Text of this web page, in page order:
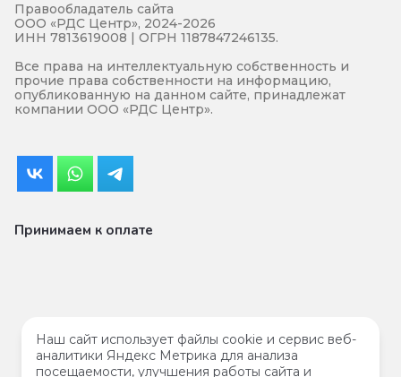
Правообладатель сайта
ООО «РДС Центр», 2024-2026
ИНН 7813619008 | ОГРН 1187847246135.
Все права на интеллектуальную собственность и
прочие права собственности на информацию,
опубликованную на данном сайте, принадлежат
компании ООО «РДС Центр».
Принимаем к оплате
Наш сайт использует файлы cookie и сервис веб-
аналитики Яндекс Метрика для анализа
посещаемости, улучшения работы сайта и